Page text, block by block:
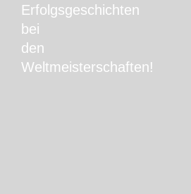
Erfolgsgeschichten
bei
den
Weltmeisterschaften!